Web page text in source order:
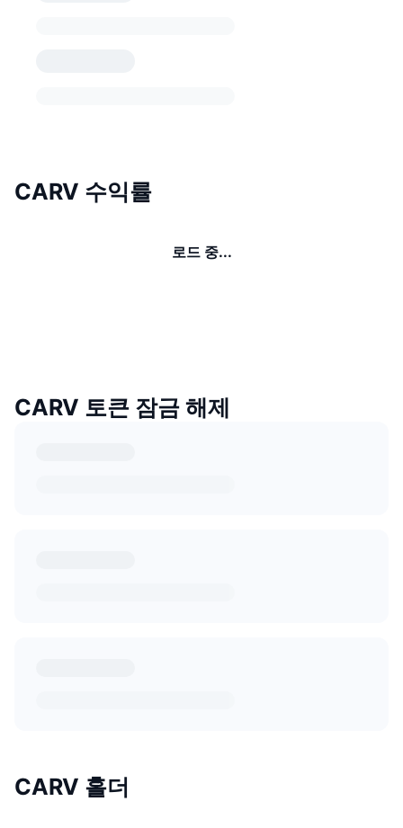
CARV 수익률
로드 중...
CARV 토큰 잠금 해제
CARV 홀더